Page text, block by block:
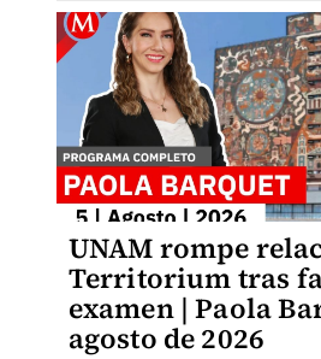
UNAM rompe
Territorium tras
examen | Paola
agosto de 2026